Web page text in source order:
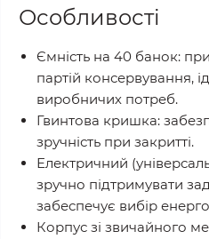
Особливості
Ємність на 40 банок:
партій консервування,
виробничих потреб.
Гвинтова кришка:
зручність при закритті.
Електричний
зручно підтримувати
забеспечує вибір
Корпус зі звичайного